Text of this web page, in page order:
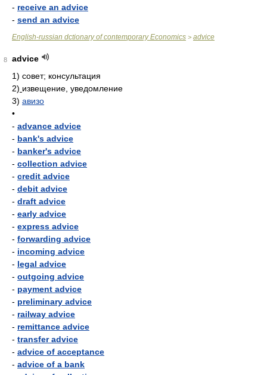
- receive an advice
- send an advice
English-russian dctionary of contemporary Economics > advice
8
advice
1) совет; консультация
2) извещение, уведомление
3) авизо
•
- advance advice
- bank's advice
- banker's advice
- collection advice
- credit advice
- debit advice
- draft advice
- early advice
- express advice
- forwarding advice
- incoming advice
- legal advice
- outgoing advice
- payment advice
- preliminary advice
- railway advice
- remittance advice
- transfer advice
- advice of acceptance
- advice of a bank